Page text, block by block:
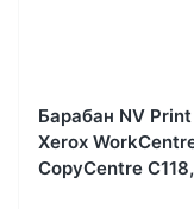
Барабан NV
Xerox
CopyCentre